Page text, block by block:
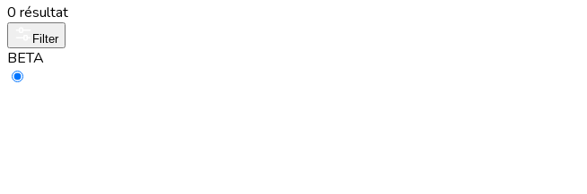
0 résultat
Filter
BETA